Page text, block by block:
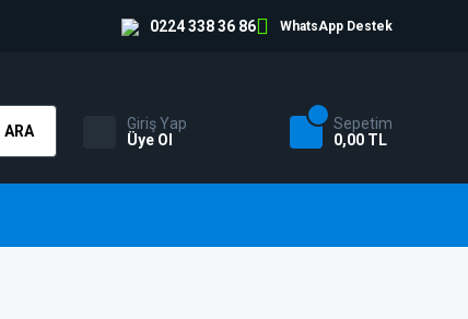
0224 338 36 86 WhatsApp Destek
ARA
Giriş Yap
Üye Ol
Sepetim
0,00 TL